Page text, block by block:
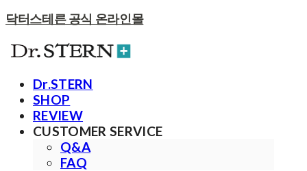
닥터스테른 공식 온라인몰
Dr.STERN
SHOP
REVIEW
CUSTOMER SERVICE
Q&A
FAQ